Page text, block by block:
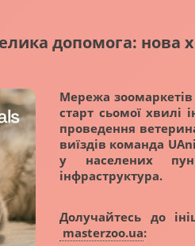
допомога: нова
Мережа
старт сьомої хвилі
проведення
виїздів команда
у населених
інфраструктура.
Долучайтесь до
masterzoo.ua: